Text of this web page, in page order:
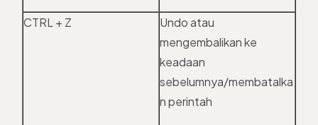
CTRL + Z
Undo atau
mengembalikan ke
keadaan
sebelumnya/membatalka
n perintah